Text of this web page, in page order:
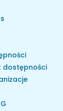
dostępności